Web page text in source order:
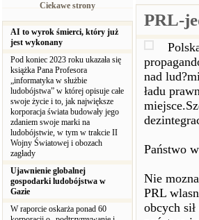
Ciekawe strony
AI to wyrok śmierci, który już
jest wykonany
Pod koniec 2023 roku ukazała się
książka Pana Profesora
„informatyka w służbie
ludobójstwa” w której opisuje całe
swoje życie i to, jak największe
korporacja świata budowały jego
zdaniem swoje marki na
ludobójstwie, w tym w trakcie II
Wojny Światowej i obozach
zagłady
Ujawnienie globalnej
gospodarki ludobójstwa w
Gazie
W raporcie oskarża ponad 60
PRL-
nad
ładu
Państwo
Nie
PRL
obcych